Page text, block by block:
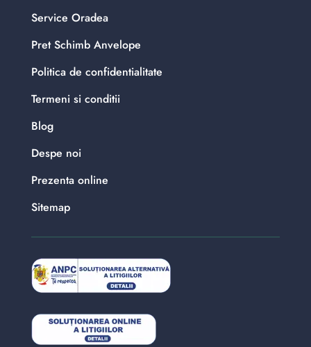
Service Oradea
Pret Schimb Anvelope
Politica de confidentialitate
Termeni si conditii
Blog
Despe noi
Prezenta online
Sitemap